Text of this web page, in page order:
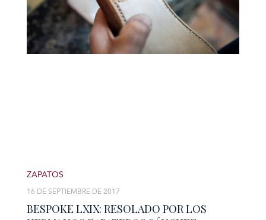
BESPOKE LXIX: RESOLADO POR LOS
16 DE SEPTIEMBRE DE 2017
ZAPATOS